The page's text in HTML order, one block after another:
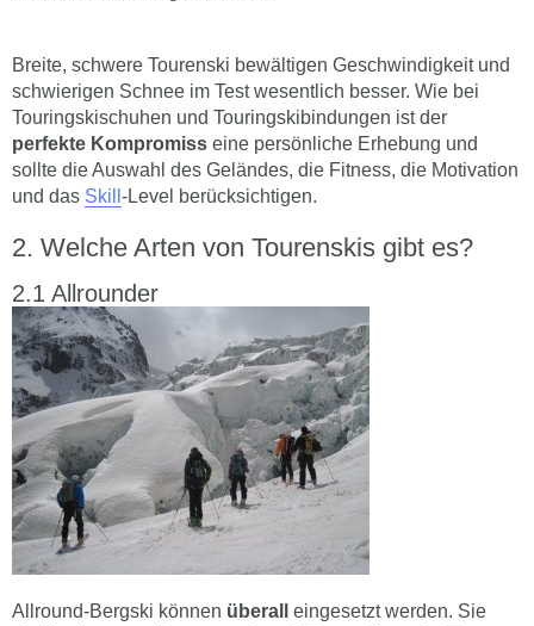
Breite, schwere Tourenski bewältigen Geschwindigkeit und
schwierigen Schnee im Test wesentlich besser. Wie bei
Touringskischuhen und Touringskibindungen ist der
perfekte Kompromiss eine persönliche Erhebung und
sollte die Auswahl des Geländes, die Fitness, die Motivation
und das Skill -Level berücksichtigen.
Welche Arten von Tourenskis gibt es?
Allrounder
Allround-Bergski können überall
eingesetzt werden. Sie